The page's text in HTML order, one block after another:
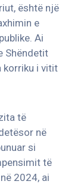
është një
e
Ai
Shëndetit
korriku i vitit
të
në
si
të
2024, ai